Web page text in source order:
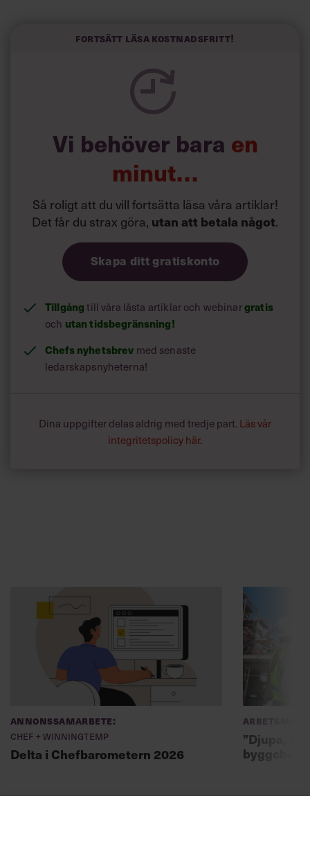
och höjt arbetsglädjen på Google:
Fortsätt läsa kostnadsfritt!
Vi behöver bara en
minut…
Så roligt att du vill fortsätta läsa våra artiklar!
Det får du strax göra, utan att betala något.
Skapa ditt gratiskonto
Tillgångtill våra låsta artiklar och webinargratis
och utan tidsbegränsning!
Chefs nyhetsbrev med senaste
ledarskapsnyheterna!
Dina uppgifter delas aldrig med tredje part. Läs vår
integritetspolicy här.
Annonssamarbete:
Chef + Winningtemp
Delta i Chefbarometern 2026
”Djupa,